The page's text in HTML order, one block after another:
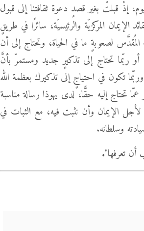
إذْ قبلتْ بغير قصدٍ دعوة ثقافتنا إلى قبول
المركزيّة والرئيسيّة، سائرًا في طريقٍ
لصعوبةٍ ما في الحياة، وتحتاج إلى أن
أو ربّما تحتاج إلى تذكيرٍ جديد ومستمرّ بأنَّ
تكون في احتياجٍ إلى تذكيرك بعظمة الله
تحتاج إليه حقًّا، لدى يهوذا رسالة مناسبة
الإيمان وأن نثبت فيه، مع الثبات في
وسلطانه.
تعرفها".